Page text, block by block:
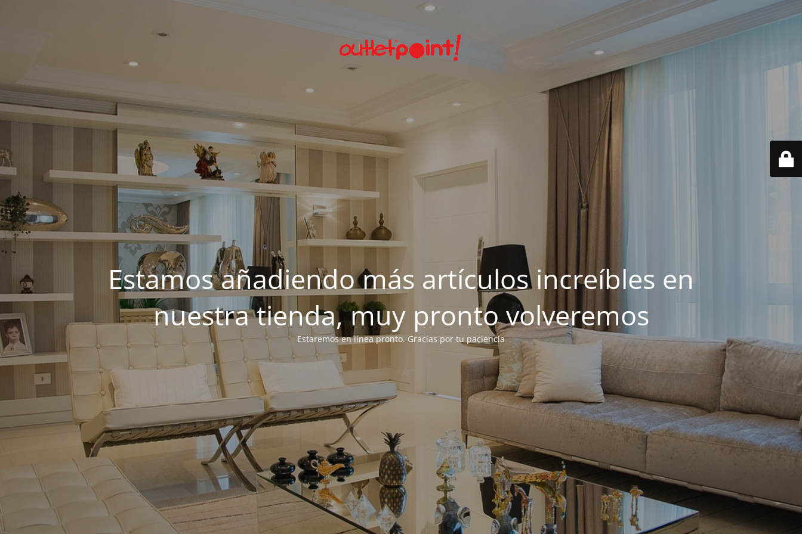
Estamos añadiendo más artículos increíbles en
nuestra tienda, muy pronto volveremos
Estaremos en línea pronto. Gracias por tu paciencia